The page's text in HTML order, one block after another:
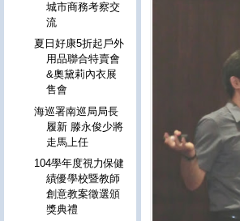
城市商務考察交
流
夏日好康5折起戶外
用品聯合特賣會
&奧黛莉內衣展
售會
海巡署南巡局局長
履新 滕永俊少將
走馬上任
104學年度視力保健
績優學校暨教師
創意教案徵選頒
獎典禮